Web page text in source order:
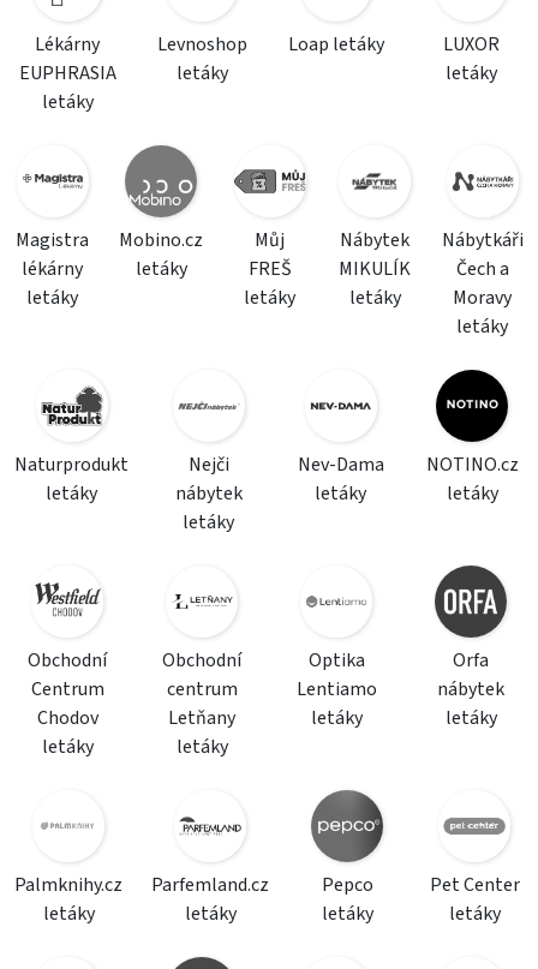
Lékárny
EUPHRASIA
letáky
Levnoshop
letáky
Loap letáky
LUXOR
letáky
Magistra
lékárny
letáky
Mobino.cz
letáky
Můj
FREŠ
letáky
Nábytek
MIKULÍK
letáky
Nábytkáři
Čech a
Moravy
letáky
Naturprodukt
letáky
Nejči
nábytek
letáky
Nev-Dama
letáky
NOTINO.cz
letáky
Obchodní
Centrum
Chodov
letáky
Obchodní
centrum
Letňany
letáky
Optika
Lentiamo
letáky
Orfa
nábytek
letáky
Palmknihy.cz
letáky
Parfemland.cz
letáky
Pepco
letáky
Pet Center
letáky